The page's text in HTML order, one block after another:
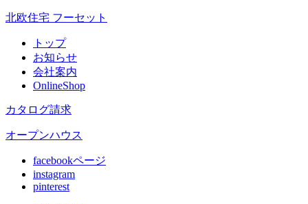
北欧住宅 フーセット
トップ
お知らせ
会社案内
OnlineShop
カタログ請求
オープンハウス
facebookページ
instagram
pinterest